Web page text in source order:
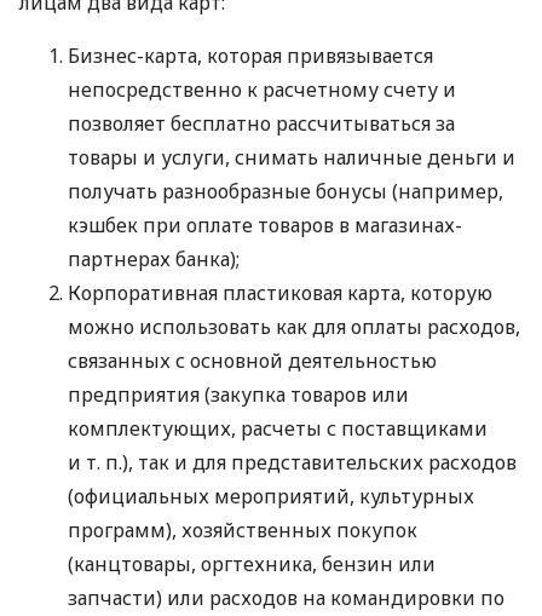
Бизнес-карта, которая привязывается
непосредственно к расчетному счету и
позволяет бесплатно рассчитываться за
товары и услуги, снимать наличные деньги и
получать разнообразные бонусы (например,
кэшбек при оплате товаров в магазинах-
партнерах банка);
Корпоративная пластиковая карта, которую
можно использовать как для оплаты расходов,
связанных с основной деятельностью
предприятия (закупка товаров или
комплектующих, расчеты с поставщиками
и т. п.), так и для представительских расходов
(официальных мероприятий, культурных
программ), хозяйственных покупок
(канцтовары, оргтехника, бензин или
запчасти) или расходов на командировки по